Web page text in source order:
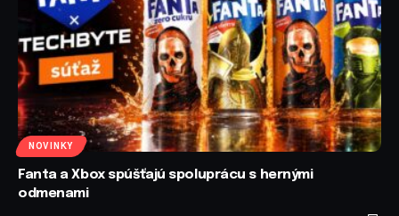
NOVINKY
Fanta a Xbox spúšťajú spoluprácu s hernými
odmenami